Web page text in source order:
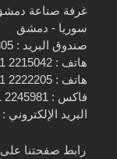
غرفة صناعة
سوريا - دمشق
صندوق البريد : 1305
هاتف : 2215042 11 963+
هاتف : 2222205 11 963+
فاكس : 2245981 11 963+
البريد الإلكتروني
رابط صفحتنا